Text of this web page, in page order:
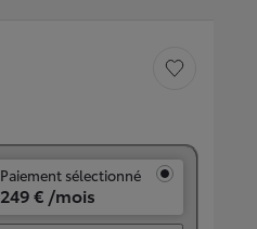
Sauvegarder le
Paiement sélectionné
249 € /mois